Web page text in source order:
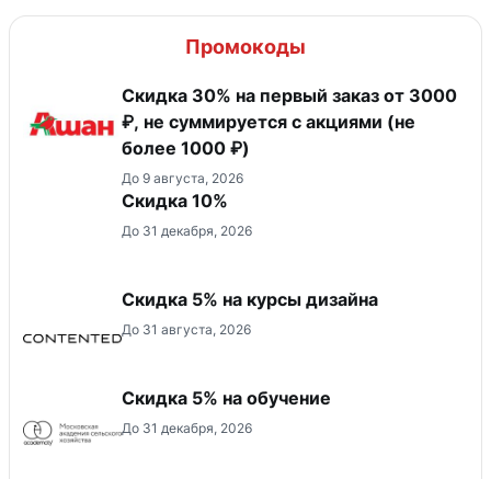
Промокоды
Скидка 30% на первый заказ от 3000
₽, не суммируется c акциями (не
более 1000 ₽)
До 9 августа, 2026
Скидка 10%
До 31 декабря, 2026
Скидка 5% на курсы дизайна
До 31 августа, 2026
Скидка 5% на обучение
До 31 декабря, 2026